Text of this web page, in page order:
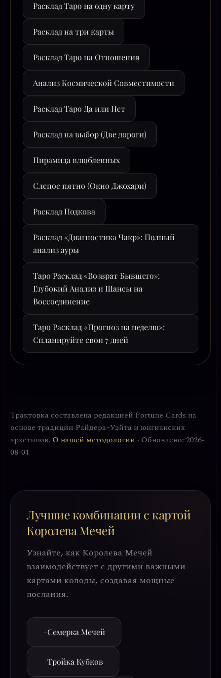
Расклад Таро на одну карту
Расклад на три карты
Расклад Таро на Отношения
Анализ Космической Совместимости
Расклад Таро Да или Нет
Расклад на выбор (Две дороги)
Пирамида влюбленных
Слепое пятно (Окно Джохари)
Расклад Подкова
Расклад «Диагностика Чакр»: Полный
анализ ауры
Таро Расклад «Возврат Бывшего»:
Глубокий Анализ и Шансы на
Воссоединение
Таро Расклад «Прогноз на неделю»:
Спланируйте свои 7 дней
Трактовка составлена редакцией Fortune Cards на
основе традиции Райдера–Уэйта и юнгианских
архетипов. О нашей методологии · Обновлено: 2026-
08-01
Лучшие комбинации с картой
Королева Мечей
Узнайте, как Королева Мечей
взаимодействует с другими важными
картами колоды, создавая мощные
послания.
+Семерка Мечей
+Тройка Кубков